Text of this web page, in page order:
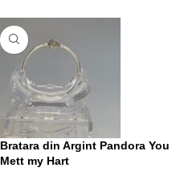
Bratara din Argint Pandora You
Mett my Hart